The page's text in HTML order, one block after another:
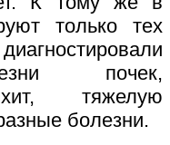
только тех
почек,
тяжелую
болезни.